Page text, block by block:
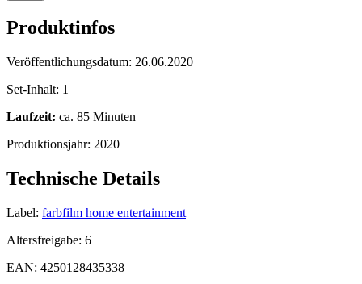
Produktinfos
Veröffentlichungsdatum: 26.06.2020
Set-Inhalt: 1
Laufzeit: ca. 85 Minuten
Produktionsjahr: 2020
Technische Details
Label: farbfilm home entertainment
Altersfreigabe: 6
EAN: 4250128435338